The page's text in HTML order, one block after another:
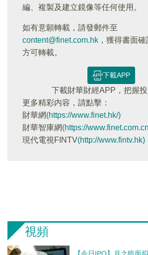
編、複製及建立鏡像等任何使用。
如有意願轉載，請發郵件至
content@finet.com.hk ，獲得書面
方可轉載。
下載APP
下載財華財經APP，把握
更多精彩内容，請點擊：
財華網(https://www.finet.hk/)
財華智庫網(https://
現代電視FINTV(http://www.fintv.hk)
視頻